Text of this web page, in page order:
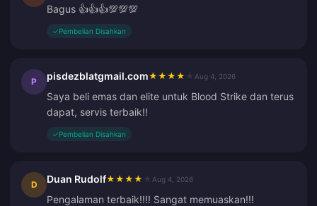
Bagus 👍👍👍💯💯💯
✓Pembelian Disahkan
P pisdezblatgmail.com★ ★ ★ ★ Aug 4, 2026
Saya beli emas dan elite untuk Blood Strike dan terus
dapat, servis terbaik!!
✓Pembelian Disahkan
D Duan Rudolf★ ★ ★ ★ Aug 4, 2026
Pengalaman terbaik!!!! Sangat memuaskan!!!